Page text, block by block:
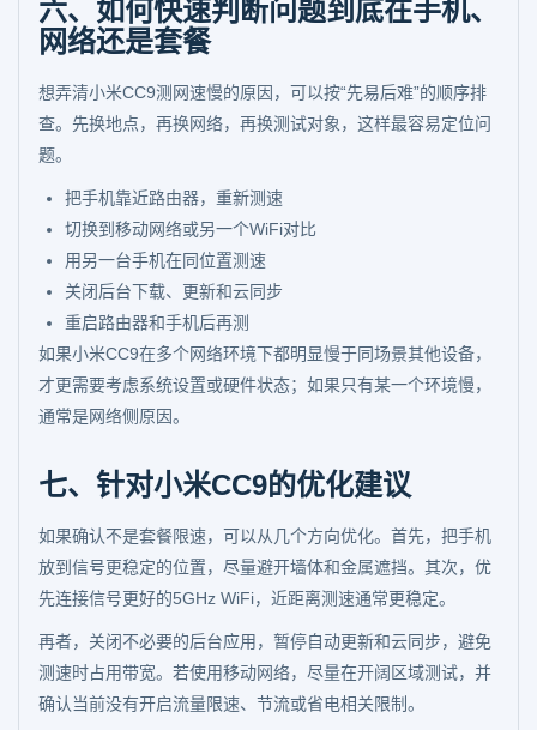
六、如何快速判断问题到底在手机、
网络还是套餐
想弄清小米CC9测网速慢的原因，可以按“先易后难”的顺序排
查。先换地点，再换网络，再换测试对象，这样最容易定位问
题。
把手机靠近路由器，重新测速
切换到移动网络或另一个WiFi对比
用另一台手机在同位置测速
关闭后台下载、更新和云同步
重启路由器和手机后再测
如果小米CC9在多个网络环境下都明显慢于同场景其他设备，
才更需要考虑系统设置或硬件状态；如果只有某一个环境慢，
通常是网络侧原因。
七、针对小米CC9的优化建议
如果确认不是套餐限速，可以从几个方向优化。首先，把手机
放到信号更稳定的位置，尽量避开墙体和金属遮挡。其次，优
先连接信号更好的5GHz WiFi，近距离测速通常更稳定。
再者，关闭不必要的后台应用，暂停自动更新和云同步，避免
测速时占用带宽。若使用移动网络，尽量在开阔区域测试，并
确认当前没有开启流量限速、节流或省电相关限制。